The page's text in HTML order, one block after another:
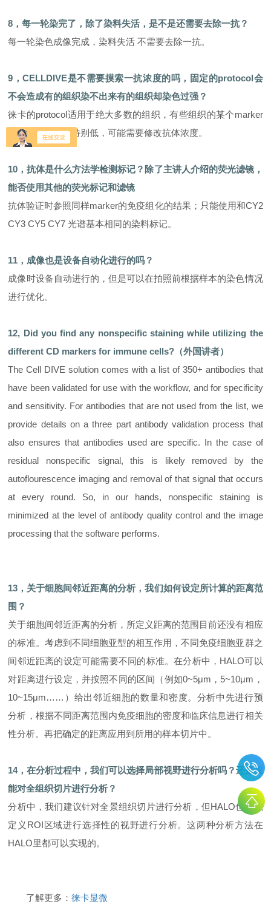
8，每一轮染完了，除了染料失活，是不是还需要去除一抗？
每一轮染色成像完成，染料失活 不需要去除一抗。
9，CELLDIVE是不需要摸索一抗浓度的吗，固定的protocol会
不会造成有的组织染不出来有的组织却染色过强？
徕卡的protocol适用于绝大多数的组织，有些组织的某个marker
表达特别高或者特别低，可能需要修改抗体浓度。
10，抗体是什么方法学检测标记？除了主讲人介绍的荧光滤镜，
能否使用其他的荧光标记和滤镜
抗体验证时参照同样marker的免疫组化的结果；只能使用和CY2
CY3 CY5 CY7 光谱基本相同的染料标记。
11，成像也是设备自动化进行的吗？
成像时设备自动进行的，但是可以在拍照前根据样本的染色情况
进行优化。
12, Did you find any nonspecific staining while utilizing the
different CD markers for immune cells?（外国讲者）
The Cell DIVE solution comes with a list of 350+ antibodies that
have been validated for use with the workflow, and for specificity
and sensitivity. For antibodies that are not used from the list, we
provide details on a three part antibody validation process that
also ensures that antibodies used are specific. In the case of
residual nonspecific signal, this is likely removed by the
autoflourescence imaging and removal of that signal that occurs
at every round. So, in our hands, nonspecific staining is
minimized at the level of antibody quality control and the image
processing that the software performs.
13 ，关于细胞间邻近距离的分析，我们如何设定所计算的距离范
围？
关于细胞间邻近距离的分析，所定义距离的范围目前还没有相应
的标准。考虑到不同细胞亚型的相互作用，不同免疫细胞亚群之
间邻近距离的设定可能需要不同的标准。在分析中，HALO可以
对距离进行设定，并按照不同的区间（例如0~5μm，5~10μm，
10~15μm……）给出邻近细胞的数量和密度。分析中先进行预
分析，根据不同距离范围内免疫细胞的密度和临床信息进行相关
性分析。再把确定的距离应用到所用的样本切片中。
14，在分析过程中，我们可以选择局部视野进行分析吗？还是仅
能对全组织切片进行分析？
分析中，我们建议针对全景组织切片进行分析，但HALO也可以
定义ROI区域进行选择性的视野进行分析。这两种分析方法在
HALO里都可以实现的。
了解更多：徕卡显微